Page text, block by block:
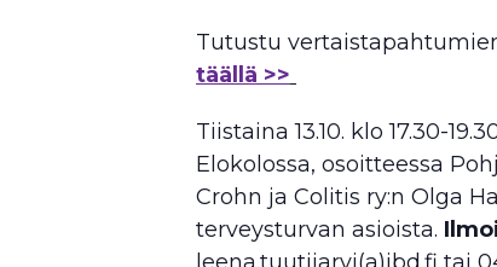
Tutustu
täällä >>
Tiistaina 13.10. klo 17.30-
Elokolossa, osoitteessa
Crohn ja Colitis ry:n Olga
terveysturvan asioista.